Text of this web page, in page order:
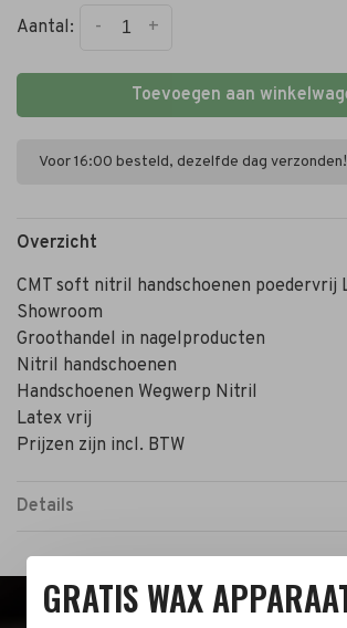
Aantal: +
-
Toevoegen aan
Voor 16:00 besteld, dezelfde dag verzonden!
Overzicht
CMT soft nitril handschoenen poedervrij
Showroom
Groothandel in nagelproducten
Nitril handschoenen
Handschoenen Wegwerp Nitril
Latex vrij
Prijzen zijn incl. BTW
Details
GRATIS WAX